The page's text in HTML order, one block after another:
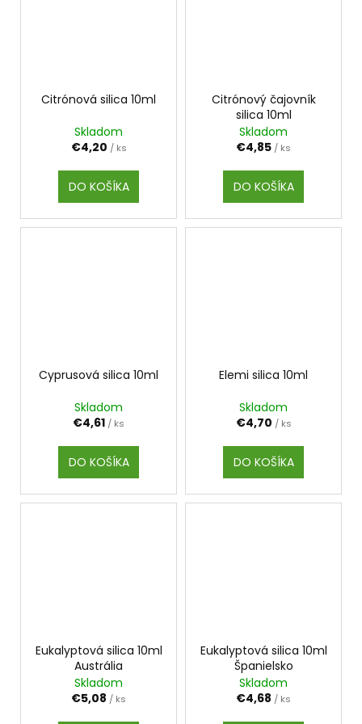
Citrónová silica 10ml
Skladom
€4,20 / ks
DO KOŠÍKA
Citrónový čajovník
silica 10ml
Skladom
€4,85 / ks
DO KOŠÍKA
Cyprusová silica 10ml
Skladom
€4,61 / ks
DO KOŠÍKA
Elemi silica 10ml
Skladom
€4,70 / ks
DO KOŠÍKA
Eukalyptová silica 10ml
Austrália
Skladom
€5,08 / ks
Eukalyptová silica 10ml
Španielsko
Skladom
€4,68 / ks